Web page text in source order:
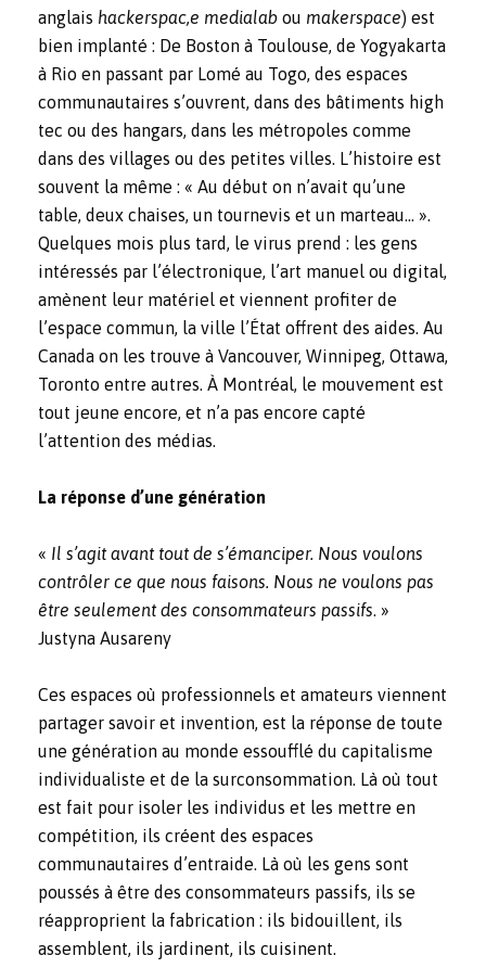
anglais hackerspac,e medialab ou makerspace) est
bien implanté : De Boston à Toulouse, de Yogyakarta
à Rio en passant par Lomé au Togo, des espaces
communautaires s’ouvrent, dans des bâtiments high
tec ou des hangars, dans les métropoles comme
dans des villages ou des petites villes. L’histoire est
souvent la même : « Au début on n’avait qu’une
table, deux chaises, un tournevis et un marteau… ».
Quelques mois plus tard, le virus prend : les gens
intéressés par l’électronique, l’art manuel ou digital,
amènent leur matériel et viennent profiter de
l’espace commun, la ville l’État offrent des aides. Au
Canada on les trouve à Vancouver, Winnipeg, Ottawa,
Toronto entre autres. À Montréal, le mouvement est
tout jeune encore, et n’a pas encore capté
l’attention des médias.
La réponse d’une génération
« Il s’agit avant tout de s’émanciper. Nous voulons
contrôler ce que nous faisons. Nous ne voulons pas
être seulement des consommateurs passifs. »
Justyna Ausareny
Ces espaces où professionnels et amateurs viennent
partager savoir et invention, est la réponse de toute
une génération au monde essoufflé du capitalisme
individualiste et de la surconsommation. Là où tout
est fait pour isoler les individus et les mettre en
compétition, ils créent des espaces
communautaires d’entraide. Là où les gens sont
poussés à être des consommateurs passifs, ils se
réapproprient la fabrication : ils bidouillent, ils
assemblent, ils jardinent, ils cuisinent.